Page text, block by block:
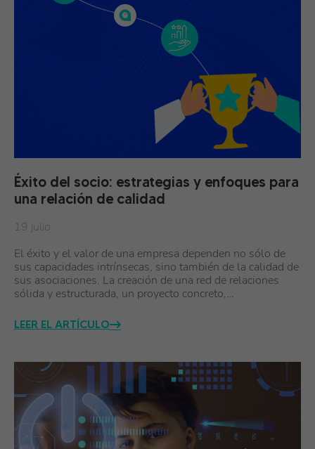
Éxito del socio: estrategias y enfoques para
una relación de calidad
19 julio
El éxito y el valor de una empresa dependen no sólo de
sus capacidades intrínsecas, sino también de la calidad de
sus asociaciones. La creación de una red de relaciones
sólida y estructurada, un proyecto concreto,…
LEER EL ARTÍCULO